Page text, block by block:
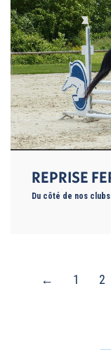
REPRISE
Du côté de nos clubs
← 1 2